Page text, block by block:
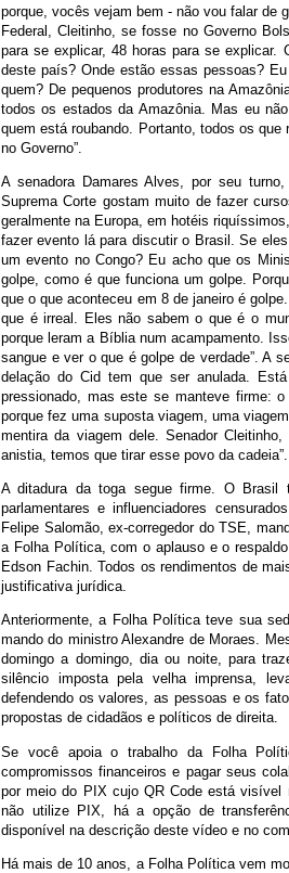
porque, vocês vejam bem - não vou falar de
Federal, Cleitinho, se fosse no Governo
para se explicar, 48 horas para se explicar.
deste país? Onde estão essas pessoas?
quem? De pequenos produtores na
todos os estados da Amazônia. Mas eu
quem está roubando. Portanto, todos os
no Governo”.
A senadora Damares Alves, por seu
Suprema Corte gostam muito de fazer
geralmente na Europa, em hotéis
fazer evento lá para discutir o Brasil. Se
um evento no Congo? Eu acho que os
golpe, como é que funciona um golpe.
que o que aconteceu em 8 de janeiro é
que é irreal. Eles não sabem o que é o
porque leram a Bíblia num acampamento.
sangue e ver o que é golpe de verdade”. A
delação do Cid tem que ser anulada.
pressionado, mas este se manteve firme:
porque fez uma suposta viagem, uma
mentira da viagem dele. Senador
anistia, temos que tirar esse povo da cadeia”.
A ditadura da toga segue firme. O Brasil
parlamentares e influenciadores
Felipe Salomão, ex-corregedor do TSE,
a Folha Política, com o aplauso e o
Edson Fachin. Todos os rendimentos de
justificativa jurídica.
Anteriormente, a Folha Política teve sua
mando do ministro Alexandre de Moraes.
domingo a domingo, dia ou noite, para
silêncio imposta pela velha imprensa,
defendendo os valores, as pessoas e os
propostas de cidadãos e políticos de direita.
Se você apoia o trabalho da Folha
compromissos financeiros e pagar seus
por meio do PIX cujo QR Code está visível
não utilize PIX, há a opção de
disponível na descrição deste vídeo e no
Há mais de 10 anos, a Folha Política vem